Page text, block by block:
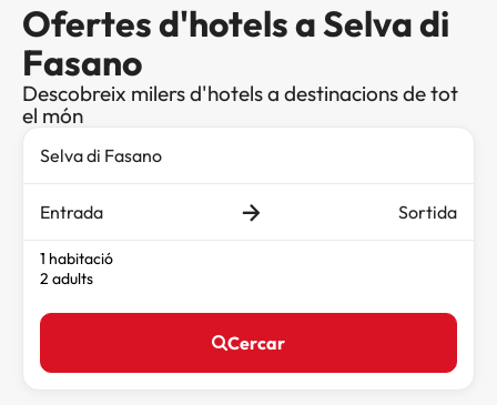
Ofertes d'hotels a Selva di
Fasano
Descobreix milers d'hotels a destinacions de tot
el món
Entrada Sortida
1 habitació
2 adults
Cercar